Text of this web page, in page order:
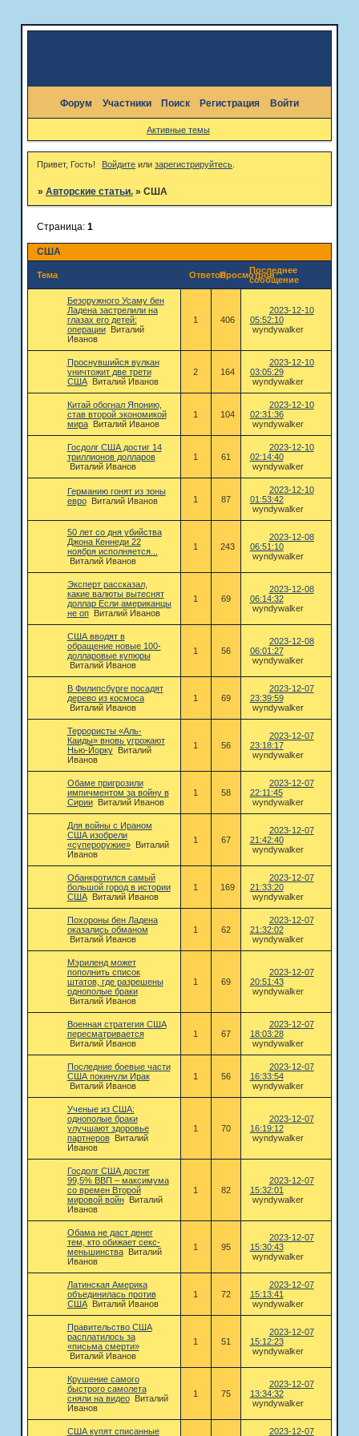
Форум Участники Поиск Регистрация Войти
Активные темы
Привет, Гость! Войдите илизарегистрируйтесь
» Авторские статьи. » США
США
Страница: 1
Тема ОтветовПросмотровПоследнее
сообщение
Безоружного Усаму бен
Ладена застрелили на
глазах его детей:
операции
Виталий
Иванов
1 406
2023-12-10
05:52:10
wyndywalker
Проснувшийся вулкан
уничтожит две трети
США
Виталий Иванов
2 164
2023-12-10
03:05:29
wyndywalker
Китай обогнал Японию,
став второй экономикой
мира
Виталий Иванов
1 104
2023-12-10
02:31:36
wyndywalker
Госдолг США достиг 14
триллионов долларов
Виталий Иванов
1 61
2023-12-10
02:14:40
wyndywalker
Германию гонят из зоны
евро
Виталий Иванов 1 87
2023-12-10
01:53:42
wyndywalker
50 лет со дня убийства
Джона Кеннеди 22
ноября исполняется...
Виталий Иванов
1 243
2023-12-08
06:51:10
wyndywalker
Эксперт рассказал,
какие валюты вытеснят
доллар Если американцы
не оп
Виталий Иванов
1 69
2023-12-08
06:14:32
wyndywalker
США вводят в
обращение новые 100-
долларовые купюры
Виталий Иванов
1 56
2023-12-08
06:01:27
wyndywalker
В Филипсбурге посадят
дерево из космоса
Виталий Иванов
1 69
2023-12-07
23:39:59
wyndywalker
Террористы «Аль-
Каиды» вновь угрожают
Нью-Йорку
Виталий
Иванов
1 56
2023-12-07
23:18:17
wyndywalker
Обаме пригрозили
импичментом за войну в
Сирии
Виталий Иванов
1 58
2023-12-07
22:11:45
wyndywalker
Для войны с Ираном
США изобрели
«супероружие»
Виталий
Иванов
1 67
2023-12-07
21:42:40
wyndywalker
Обанкротился самый
большой город в истории
США
Виталий Иванов
1 169
2023-12-07
21:33:20
wyndywalker
Похороны бен Ладена
оказались обманом
Виталий Иванов
1 62
2023-12-07
21:32:02
wyndywalker
Мэриленд может
пополнить список
штатов, где разрешены
однополые браки
Виталий Иванов
1 69
2023-12-07
20:51:43
wyndywalker
Военная стратегия США
пересматривается
Виталий Иванов
1 67
2023-12-07
18:03:28
wyndywalker
Последние боевые части
США покинули Ирак
Виталий Иванов
1 56
2023-12-07
16:33:54
wyndywalker
Ученые из США:
однополые браки
улучшают здоровье
партнеров
Виталий
Иванов
1 70
2023-12-07
16:19:12
wyndywalker
Госдолг США достиг
99,5% ВВП – максимума
со времен Второй
мировой войн
Виталий
Иванов
1 82
2023-12-07
15:32:01
wyndywalker
Обама не даст денег
тем, кто обижает секс-
меньшинства
Виталий
Иванов
1 95
2023-12-07
15:30:43
wyndywalker
Латинская Америка
объединилась против
США
Виталий Иванов
1 72
2023-12-07
15:13:41
wyndywalker
Правительство США
расплатилось за
«письма смерти»
Виталий Иванов
1 51
2023-12-07
15:12:23
wyndywalker
Крушение самого
быстрого самолета
сняли на видео
Виталий
Иванов
1 75
2023-12-07
13:34:32
wyndywalker
США купят списанные
2023-12-07